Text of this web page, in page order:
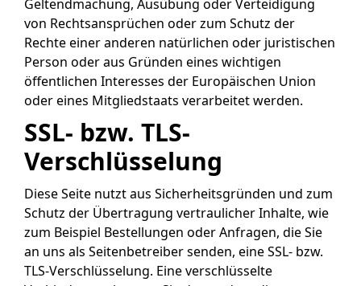
Geltendmachung, Ausübung oder Verteidigung
von Rechtsansprüchen oder zum Schutz der
Rechte einer anderen natürlichen oder juristischen
Person oder aus Gründen eines wichtigen
öffentlichen Interesses der Europäischen Union
oder eines Mitgliedstaats verarbeitet werden.
SSL- bzw. TLS-
Verschlüsselung
Diese Seite nutzt aus Sicherheitsgründen und zum
Schutz der Übertragung vertraulicher Inhalte, wie
zum Beispiel Bestellungen oder Anfragen, die Sie
an uns als Seitenbetreiber senden, eine SSL- bzw.
TLS-Verschlüsselung. Eine verschlüsselte